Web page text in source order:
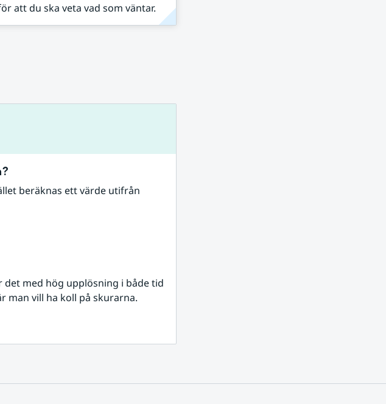
att du ska veta vad som väntar.
beräknas ett värde utifrån
med hög upplösning i både tid
man vill ha koll på skurarna.